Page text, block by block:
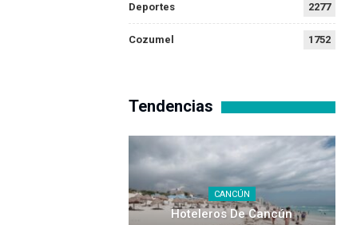
Deportes 2277
Cozumel 1752
Tendencias
CANCÚN
Hoteleros De Cancún